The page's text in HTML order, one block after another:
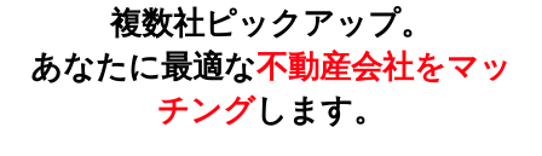
複数社ピックアップ。
あなたに最適な不動産会社をマッ
チングします。